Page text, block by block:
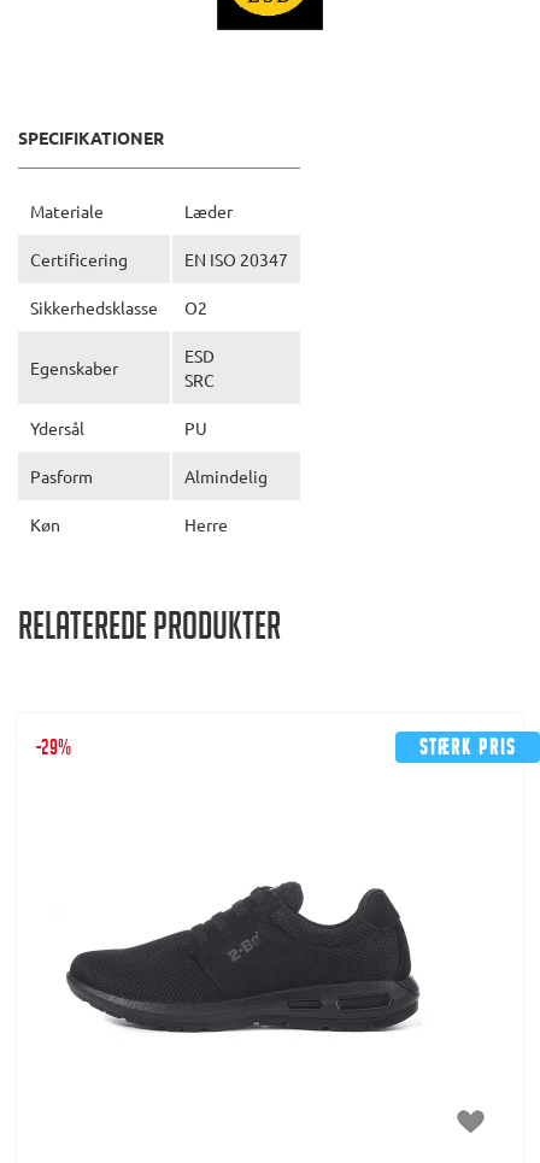
SPECIFIKATIONER
Materiale Læder
Certificering EN ISO 20347
Sikkerhedsklasse O2
Egenskaber
ESD
SRC
Ydersål PU
Pasform Almindelig
Køn Herre
Relaterede produkter
Stærk pris
-29%